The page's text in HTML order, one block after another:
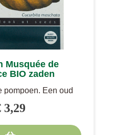
Musquée de
BIO zaden
pompoen. Een oud
het..
3,29